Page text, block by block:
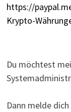
https://
Krypto-
Du möchtest
Dann melde dich